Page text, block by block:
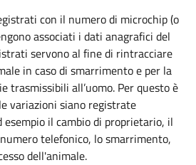
con il numero di microchip (o
associati i dati anagrafici del
servono al fine di rintracciare
in caso di smarrimento e per la
trasmissibili all’uomo. Per questo è
variazioni siano registrate
esempio il cambio di proprietario, il
telefonico, lo smarrimento,
dell'animale.